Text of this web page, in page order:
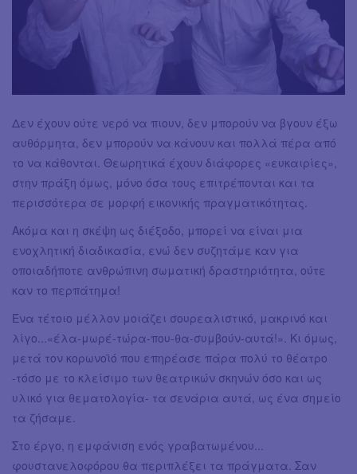
Δεν έχουν ούτε νερό να πιουν, δεν μπορούν να βγουν έξω
αυθόρμητα, δεν μπορούν να κάνουν και πολλά πέρα από
το να κάθονται. Θεωρητικά έχουν διάφορες «ευκαιρίες»,
στην πράξη όμως, μόνο όσα τους επιτρέπονται και τα
περισσότερα σε μορφή εικονικής πραγματικότητας.
Ακόμα και η σκέψη ως διέξοδο, μπορεί να είναι μια
ενοχλητική διαδικασία, ενώ δεν συζητάμε καν για
οποιαδήποτε ανθρώπινη σωματική δραστηριότητα, ούτε
καν το περπάτημα!
Ένα τέτοιο μέλλον μοιάζει σουρεαλιστικό, μακρινό και
λίγο...«έλα-μωρέ-τώρα-που-θα-συμβούν-αυτά!». Κι όμως,
μετά τον κορωνοϊό που επηρέασε πάρα πολύ το θέατρο
-τόσο με το κλείσιμο των θεατρικών σκηνών όσο και ως
υλικό για θεματολογία- τα σενάρια αυτά, ως ένα σημείο
τα ζήσαμε.
Στο έργο, η εμφάνιση ενός γραβατωμένου...
φουστανελοφόρου θα περιπλέξει τα πράγματα. Σαν